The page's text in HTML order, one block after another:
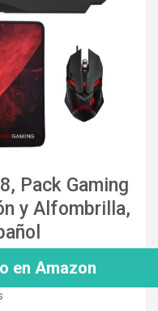
Pack Gaming
y Alfombrilla,
en Amazon